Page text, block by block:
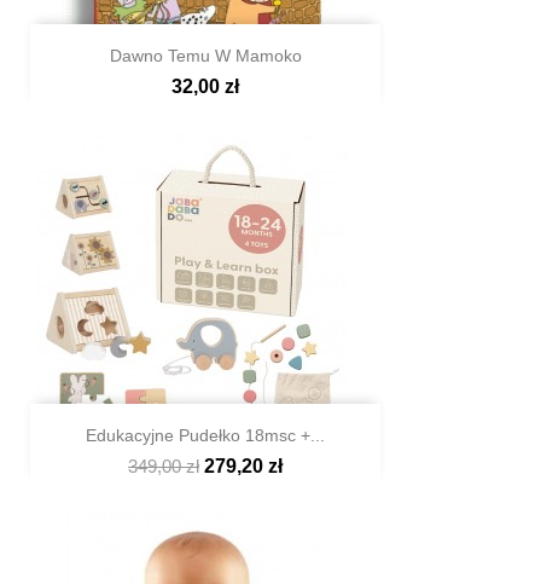
Szybki podgląd
Dawno Temu W Mamoko
32,00 zł
Szybki podgląd
Edukacyjne Pudełko 18msc +...
349,00 zł 279,20 zł